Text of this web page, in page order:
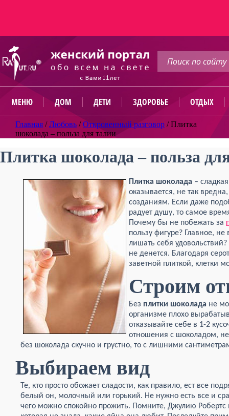
МЕНЮ ДОМ ДЕТИ ЗДОРОВЬЕ ОТДЫХ
Главная /Любовь /Откровенный разговор /Плитка
шоколада – польза для талии
Плитка шоколада – польза
Плитка шоколада –
оказывается, не так
созданиям. Если даже
радует душу, то самое
Почему бы не побежать за
пользу фигуре? Главное,
лишать себя
не денется. Благодаря
заветной плиткой, клетки
Строим
Без плитки шоколада не
организме плохо
отказывайте себе в 1-2
отношения с шоколадом,
без шоколада скучно и грустно, то с лишними
Выбираем вид
Те, кто просто обожает сладости, как правило, ест все
белый он, молочный или горький. Не нужно есть все и
чего можно спокойно прожить. Помните, Джулию